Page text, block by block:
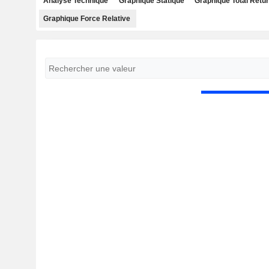
Graphique Force Relative